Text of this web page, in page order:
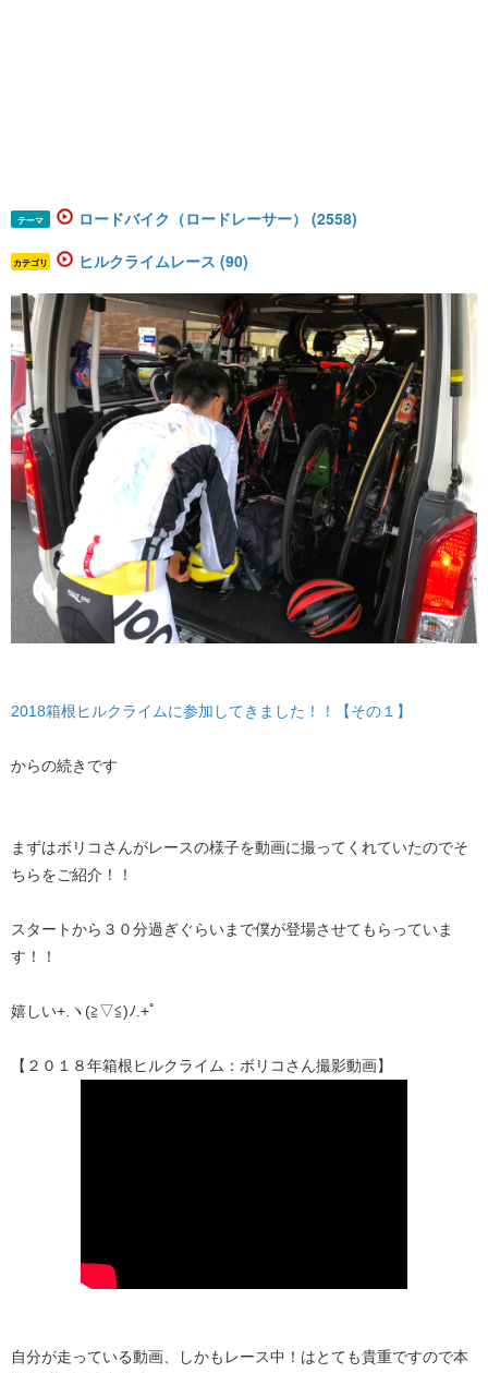
テーマ ロードバイク（ロードレーサー） (2558)
カテゴリ ヒルクライムレース (90)
2018箱根ヒルクライムに参加してきました！！【その１】
からの続きです
まずはボリコさんがレースの様子を動画に撮ってくれていたのでそ
ちらをご紹介！！
スタートから３０分過ぎぐらいまで僕が登場させてもらっていま
す！！
嬉しい+.ヽ(≧▽≦)ﾉ.+ﾟ
【２０１８年箱根ヒルクライム：ボリコさん撮影動画】
自分が走っている動画、しかもレース中！はとても貴重ですので本